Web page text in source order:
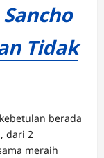
Tidak
berada
dari 2
meraih